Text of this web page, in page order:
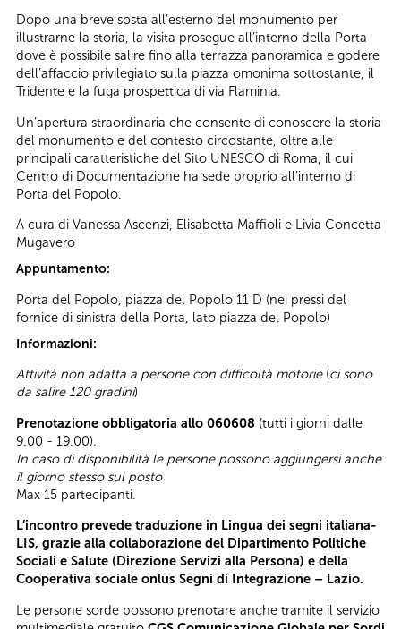
Dopo una breve sosta all’esterno del monumento per
illustrarne la storia, la visita prosegue all’interno della Porta
dove è possibile salire fino alla terrazza panoramica e godere
dell’affaccio privilegiato sulla piazza omonima sottostante, il
Tridente e la fuga prospettica di via Flaminia.
Un’apertura straordinaria che consente di conoscere la storia
del monumento e del contesto circostante, oltre alle
principali caratteristiche del Sito UNESCO di Roma, il cui
Centro di Documentazione ha sede proprio all’interno di
Porta del Popolo.
A cura di Vanessa Ascenzi, Elisabetta Maffioli e Livia Concetta
Mugavero
Appuntamento:
Porta del Popolo, piazza del Popolo 11 D (nei pressi del
fornice di sinistra della Porta, lato piazza del Popolo)
Informazioni:
Attività non adatta a persone con difficoltà motorie(ci sono
da salire 120 gradini)
Prenotazione obbligatoria allo 060608 (tutti i giorni dalle
9.00 - 19.00).
In caso di disponibilità le persone possono aggiungersi anche
il giorno stesso sul posto
Max 15 partecipanti.
L’incontro prevede traduzione in Lingua dei segni italiana-
LIS, grazie alla collaborazione del Dipartimento Politiche
Sociali e Salute (Direzione Servizi alla Persona) e della
Cooperativa sociale onlus Segni di Integrazione – Lazio.
Le persone sorde possono prenotare anche tramite il servizio